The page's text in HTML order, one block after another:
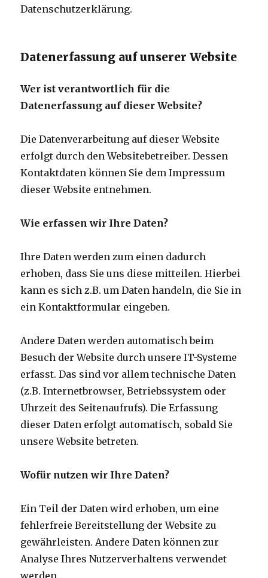
Datenschutzerklärung.
Datenerfassung auf unserer Website
Wer ist verantwortlich für die
Datenerfassung auf dieser Website?
Die Datenverarbeitung auf dieser Website
erfolgt durch den Websitebetreiber. Dessen
Kontaktdaten können Sie dem Impressum
dieser Website entnehmen.
Wie erfassen wir Ihre Daten?
Ihre Daten werden zum einen dadurch
erhoben, dass Sie uns diese mitteilen. Hierbei
kann es sich z.B. um Daten handeln, die Sie in
ein Kontaktformular eingeben.
Andere Daten werden automatisch beim
Besuch der Website durch unsere IT-Systeme
erfasst. Das sind vor allem technische Daten
(z.B. Internetbrowser, Betriebssystem oder
Uhrzeit des Seitenaufrufs). Die Erfassung
dieser Daten erfolgt automatisch, sobald Sie
unsere Website betreten.
Wofür nutzen wir Ihre Daten?
Ein Teil der Daten wird erhoben, um eine
fehlerfreie Bereitstellung der Website zu
gewährleisten. Andere Daten können zur
Analyse Ihres Nutzerverhaltens verwendet
werden.